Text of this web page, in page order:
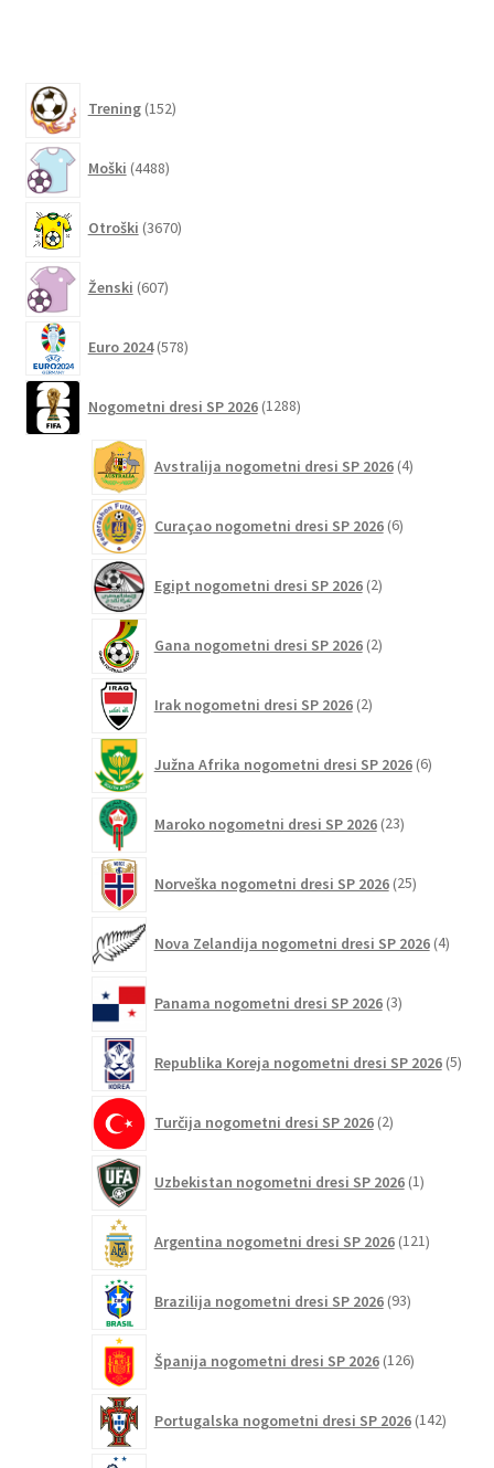
Trening 152izdelkov
Moški 4488izdelkov
Otroški 3670izdelkov
Ženski 607izdelkov
Euro 2024 578izdelkov
Nogometni dresi SP 2026 1288izdelkov
Avstralija nogometni dresi SP 2026 4izdelki
Curaçao nogometni dresi SP 2026 6izdelkov
Egipt nogometni dresi SP 2026 2izdelka
Gana nogometni dresi SP 2026 2izdelka
Irak nogometni dresi SP 2026 2izdelka
Južna Afrika nogometni dresi SP 2026 6izdelkov
Maroko nogometni dresi SP 2026 23izdelkov
Norveška nogometni dresi SP 2026 25izdelkov
Nova Zelandija nogometni dresi SP 2026 4izdelki
Panama nogometni dresi SP 2026 3izdelki
Republika Koreja nogometni dresi SP 2026 5
Turčija nogometni dresi SP 2026 2izdelka
Uzbekistan nogometni dresi SP 2026 1izdelek
Argentina nogometni dresi SP 2026 121izdelkov
Brazilija nogometni dresi SP 2026 93izdelkov
Španija nogometni dresi SP 2026 126izdelkov
Portugalska nogometni dresi SP 2026 142